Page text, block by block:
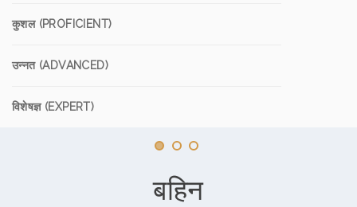
कुशल (PROFICIENT)
उन्नत (ADVANCED)
विशेषज्ञ (EXPERT)
बहिन